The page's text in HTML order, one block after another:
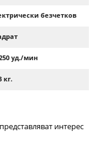
безчетков
уд./мин
кг.
интерес